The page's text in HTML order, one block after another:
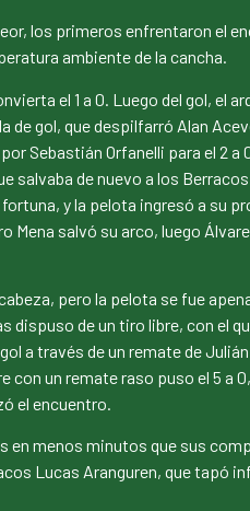
los primeros enfrentaron el
ambiente de la cancha.
el 1 a 0. Luego del gol, el
de gol, que despilfarró Alan
Sebastián Orfanelli para el 2 a
salvaba de nuevo a los
y la pelota ingresó a su
Mena salvó su arco, luego
pero la pelota se fue
dispuso de un tiro libre, con el
a través de un remate de
con un remate raso puso el 5 a
el encuentro.
en menos minutos que sus
Lucas Aranguren, que tapó